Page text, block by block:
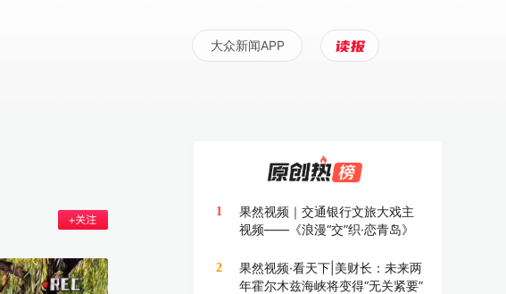
大众新闻APP
1
果然视频｜交通银行文旅大戏主
视频——《浪漫“交”织·恋青岛》
2
果然视频·看天下|美财长：未来两
年霍尔木兹海峡将变得“无关紧要”